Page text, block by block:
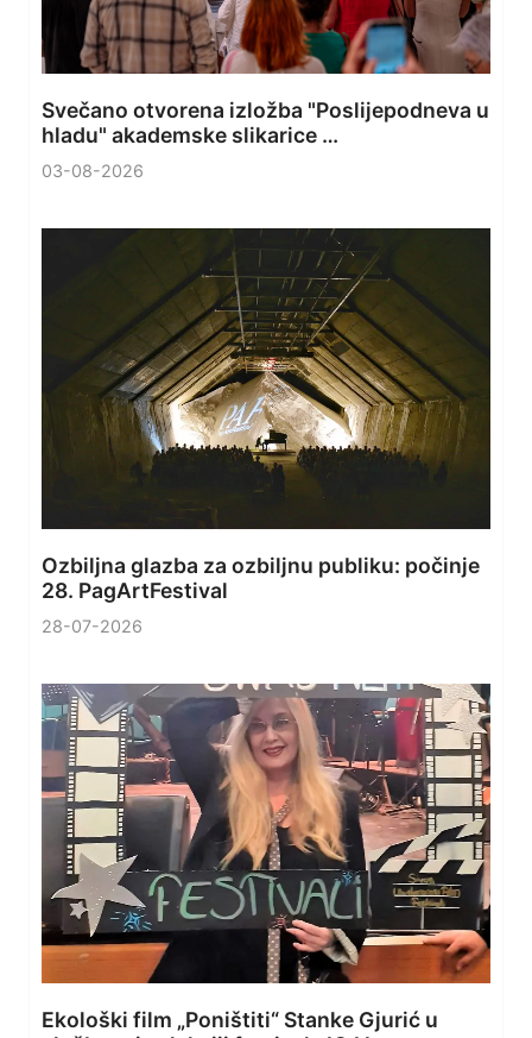
Svečano otvorena izložba "Poslijepodneva u
hladu" akademske slikarice …
03-08-2026
Ozbiljna glazba za ozbiljnu publiku: počinje
28. PagArtFestival
28-07-2026
Ekološki film „Poništiti“ Stanke Gjurić u